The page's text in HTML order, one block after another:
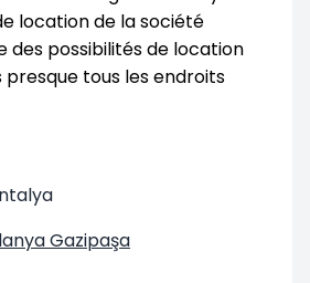
location de la société
des possibilités de location
presque tous les endroits
Gazipaşa